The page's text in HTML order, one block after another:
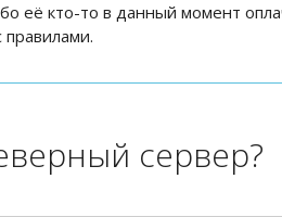
её кто-то в данный момент
сервер?